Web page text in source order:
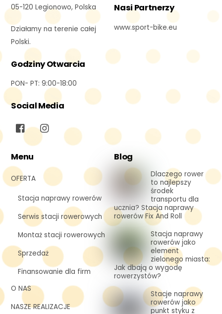
05-120 Legionowo, Polska
Działamy na terenie całej
Polski.
Godziny Otwarcia
PON- PT: 9:00-18:00
Social Media
Nasi Partnerzy
www.sport-bike.eu
Menu
OFERTA
Stacja naprawy rowerów
Serwis stacji rowerowych
Montaż stacji rowerowych
Sprzedaż
Finansowanie dla firm
O NAS
NASZE REALIZACJE
Blog
Dlaczego rower
to najlepszy
środek
transportu dla
ucznia? Stacja naprawy
rowerów Fix And Roll
Stacja naprawy
rowerów jako
element
zielonego miasta:
Jak dbają o wygodę
rowerzystów?
Stacje naprawy
rowerów jako
punkt styku z